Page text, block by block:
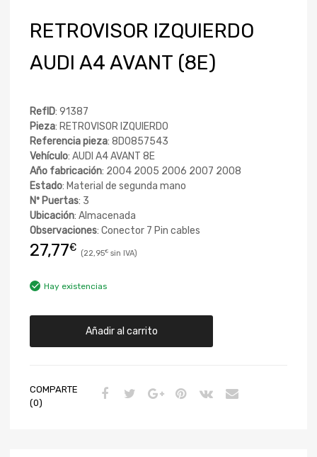
RETROVISOR IZQUIERDO
AUDI A4 AVANT (8E)
RefID: 91387
Pieza: RETROVISOR IZQUIERDO
Referencia pieza: 8D0857543
Vehículo: AUDI A4 AVANT 8E
Año fabricación: 2004 2005 2006 2007 2008
Estado: Material de segunda mano
Nº Puertas: 3
Ubicación: Almacenada
Observaciones: Conector 7 Pin cables
27,77€ 22,95€
Hay existencias
Añadir al carrito
COMPARTE
(0)